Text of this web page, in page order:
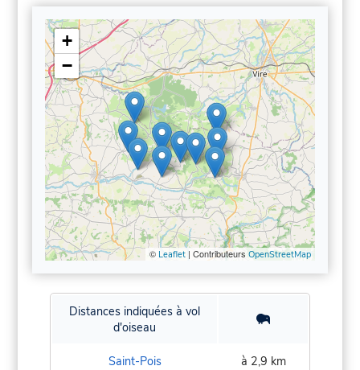
+
−
© Leaflet| Contributeurs OpenStreetMap
Distances indiquées à vol
d'oiseau
Saint-Pois à 2,9 km